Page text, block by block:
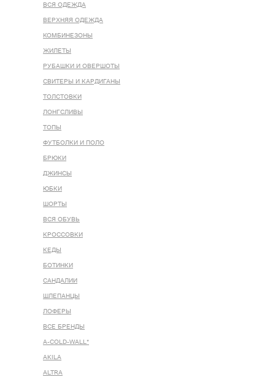
ВСЯ ОДЕЖДА
ВЕРХНЯЯ ОДЕЖДА
КОМБИНЕЗОНЫ
ЖИЛЕТЫ
РУБАШКИ И ОВЕРШОТЫ
СВИТЕРЫ И КАРДИГАНЫ
ТОЛСТОВКИ
ЛОНГСЛИВЫ
ТОПЫ
ФУТБОЛКИ И ПОЛО
БРЮКИ
ДЖИНСЫ
ЮБКИ
ШОРТЫ
ВСЯ ОБУВЬ
КРОССОВКИ
КЕДЫ
БОТИНКИ
САНДАЛИИ
ШЛЕПАНЦЫ
ЛОФЕРЫ
ВСЕ БРЕНДЫ
A-COLD-WALL*
AKILA
ALTRA